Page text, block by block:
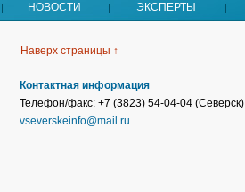
НОВОСТИ ЭКСПЕРТЫ
Наверх страницы ↑
Контактная информация
Телефон/факс: +7 (3823) 54-04-04 (Северск)
vseverskeinfo@mail.ru